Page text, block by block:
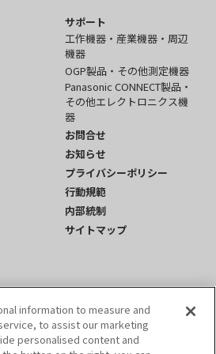
サポート
工作機器・産業機器・周辺
機器
OGP製品・その他測定機器
Panasonic CONNECT製品・
その他エレクトロニクス機
器
お問合せ
お知らせ
プライバシーポリシー
行動規範
内部統制
サイトマップ
information to measure and
to assist our marketing
personalised content and